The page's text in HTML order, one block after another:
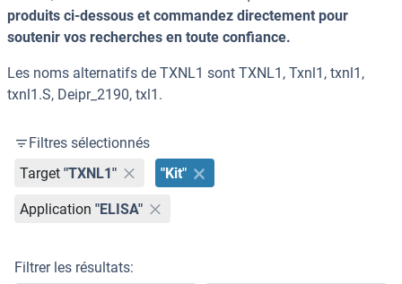
produits ci-dessous et commandez directement pour
soutenir vos recherches en toute confiance.
Les noms alternatifs de TXNL1 sont TXNL1, Txnl1, txnl1,
txnl1.S, Deipr_2190, txl1.
Filtres sélectionnés
Target "TXNL1" "Kit"
Application "ELISA"
Filtrer les résultats: